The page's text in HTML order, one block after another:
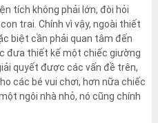
tích không phải lớn, đòi hỏi
trai. Chính vì vậy, ngoài thiết
biệt cần phải quan tâm đến
đưa thiết kế một chiếc giường
quyết được các vấn đề trên,
các bé vui chơi, hơn nữa chiếc
ngôi nhà nhỏ, nó cũng chính